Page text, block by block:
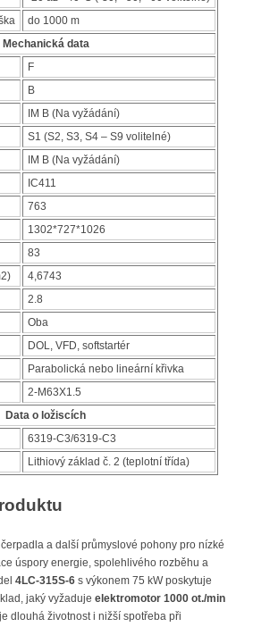
do 1000 m
Mechanická data
F
B
IM B (Na vyžádání)
S1 (S2, S3, S4 – S9 volitelné)
IM B (Na vyžádání)
IC411
763
1302*727*1026
83
4,6743
2.8
Oba
DOL, VFD, softstartér
Parabolická nebo lineární křivka
2-M63X1.5
Data o ložiscích
6319-C3/6319-C3
Lithiový základ č. 2 (teplotní třída)
a další průmyslové pohony pro nízké
úspory energie, spolehlivého rozběhu a
4LC-315S-6 s výkonem 75 kW poskytuje
jaký vyžaduje elektromotor 1000 ot./min
dlouhá životnost i nižší spotřeba při